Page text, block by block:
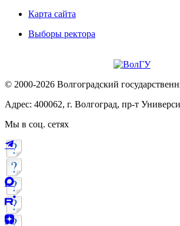
Карта сайта
Выборы ректора
© 2000-2026 Волгоградский
Адрес: 400062, г. Волгоград, пр-т
Мы в соц. сетях